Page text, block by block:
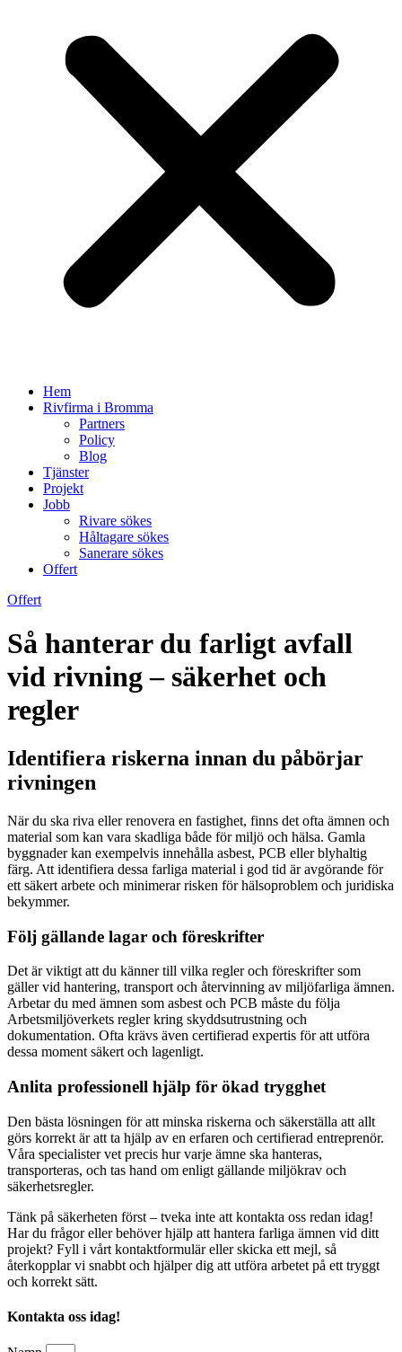
Hem
Rivfirma i Bromma
Partners
Policy
Blog
Tjänster
Projekt
Jobb
Rivare sökes
Håltagare sökes
Sanerare sökes
Offert
Offert
Så hanterar du farligt avfall
vid rivning – säkerhet och
regler
Identifiera riskerna innan du påbörjar
rivningen
När du ska riva eller renovera en fastighet, finns det ofta ämnen och
material som kan vara skadliga både för miljö och hälsa. Gamla
byggnader kan exempelvis innehålla asbest, PCB eller blyhaltig
färg. Att identifiera dessa farliga material i god tid är avgörande för
ett säkert arbete och minimerar risken för hälsoproblem och juridiska
bekymmer.
Följ gällande lagar och föreskrifter
Det är viktigt att du känner till vilka regler och föreskrifter som
gäller vid hantering, transport och återvinning av miljöfarliga ämnen.
Arbetar du med ämnen som asbest och PCB måste du följa
Arbetsmiljöverkets regler kring skyddsutrustning och
dokumentation. Ofta krävs även certifierad expertis för att utföra
dessa moment säkert och lagenligt.
Anlita professionell hjälp för ökad trygghet
Den bästa lösningen för att minska riskerna och säkerställa att allt
görs korrekt är att ta hjälp av en erfaren och certifierad entreprenör.
Våra specialister vet precis hur varje ämne ska hanteras,
transporteras, och tas hand om enligt gällande miljökrav och
säkerhetsregler.
Tänk på säkerheten först – tveka inte att kontakta oss redan idag!
Har du frågor eller behöver hjälp att hantera farliga ämnen vid ditt
projekt? Fyll i vårt kontaktformulär eller skicka ett mejl, så
återkopplar vi snabbt och hjälper dig att utföra arbetet på ett tryggt
och korrekt sätt.
Kontakta oss idag!